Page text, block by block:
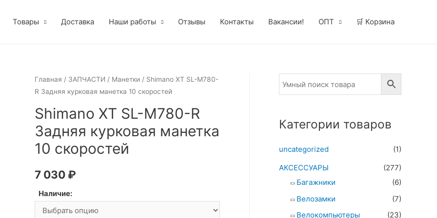
Товары Доставка Наши работы Отзывы Контакты Вакансии! ОПТ 🛒 Корзина
Главная / ЗАПЧАСТИ / Манетки / Shimano XT SL-M780-
R Задняя курковая манетка 10 скоростей
Shimano XT SL-M780-R
Задняя курковая манетка
10 скоростей
7 030 ₽
Наличие:
Категории товаров
uncategorized
(1)
АКСЕССУАРЫ
(277)
Багажники
(6)
Велозамки
(7)
Велокомпьютеры
(23)